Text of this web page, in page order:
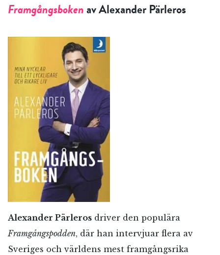
Framgångsbokenav Alexander Pärleros
Alexander Pärleros driver den populära
Framgångspodden, där han intervjuar flera av
Sveriges och världens mest framgångsrika